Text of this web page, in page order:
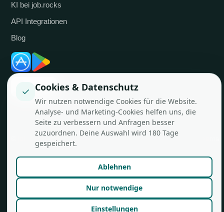
KI bei job.rocks
API Integrationen
Blog
Made in Zürich für flexible Teams.
✓ Cookies & Datenschutz
Wir nutzen notwendige Cookies für die Website.
Analyse- und Marketing-Cookies helfen uns, die
Seite zu verbessern und Anfragen besser
zuzuordnen. Deine Auswahl wird 180 Tage
gespeichert.
Ablehnen
Nur notwendige
Einstellungen